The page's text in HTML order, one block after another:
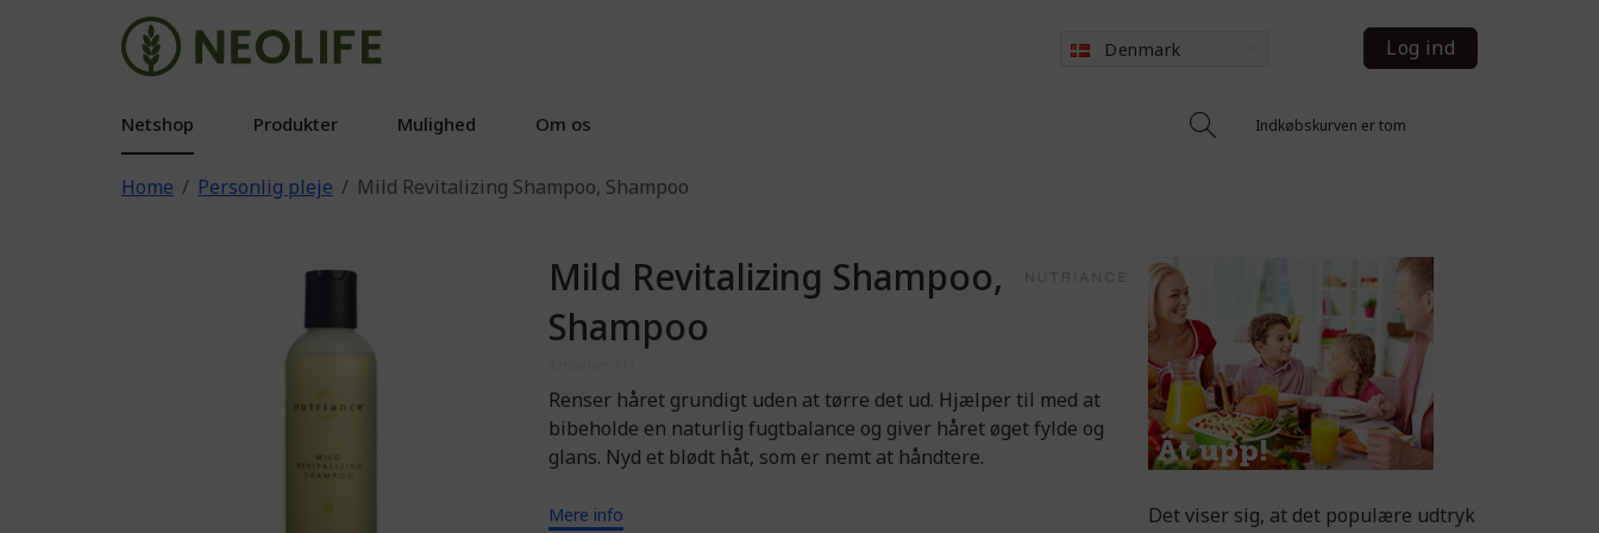
Denmark Log ind
Indkøbskurven er tom
Netshop Produkter Mulighed Om os
Home Personlig pleje Mild Revitalizing Shampoo, Shampoo
Mild Revitalizing Shampoo,
Shampoo
Renser håret grundigt uden at tørre det ud. Hjælper til med at
bibeholde en naturlig fugtbalance og giver håret øget fylde og
glans. Nyd et blødt håt, som er nemt at håndtere.
Mere info
Det viser sig, at det populære udtryk